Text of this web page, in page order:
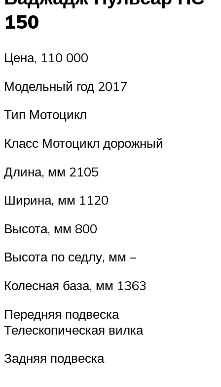
150
Цена, 110 000
Модельный год 2017
Тип Мотоцикл
Класс Мотоцикл дорожный
Длина, мм 2105
Ширина, мм 1120
Высота, мм 800
Высота по седлу, мм –
Колесная база, мм 1363
Передняя подвеска
Телескопическая вилка
Задняя подвеска